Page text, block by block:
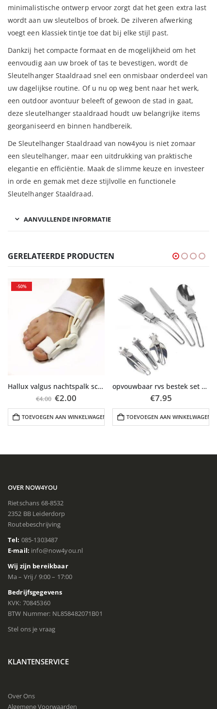
minimalistische ontwerp ervoor zorgt dat het geen extra last
wordt aan uw sleutelbos of broek. De zilveren afwerking
voegt een klassiek tintje toe dat bij elke stijl past.
Dankzij het compacte formaat en de mogelijkheid om het
eenvoudig aan uw broek of tas te bevestigen, wordt de
Sleutelhanger Staaldraad snel een onmisbaar onderdeel van
uw dagelijkse routine. Of u nu op weg bent naar het werk,
een outdoor avontuur beleeft of gewoon de stad in gaat,
deze sleutelhanger staaldraad houdt uw belangrijke items
georganiseerd en binnen handbereik.
De Sleutelhanger Staaldraad van now4you is niet zomaar
een sleutelhanger, maar een uitdrukking van praktische
elegantie en efficiëntie. Maak de slimme keuze en investeer
in orde en gemak met deze stijlvolle en functionele
Sleutelhanger Staaldraad.
AANVULLENDE INFORMATIE
GERELATEERDE PRODUCTEN
-50%
Hallux valgus nachtspalk schoenmaat 38-42
€4.00 Oorspronkelijke
was:
€4.00.
€2.00Huidige
is:
€2.00.
TOEVOEGEN AAN WINKELWAGEN
opvouwbaar rvs bestek set voor kamperen-of-survival
€7.95
TOEVOEGEN AAN WINKELWAGEN
OVER NOW4YOU
Rietschans 68-8532
2352 BB Leiderdorp
Routebeschrijving
Tel: 085-1303487
E-mail: info@now4you.nl
Wij zijn bereikbaar
Ma – Vrij / 9:00 – 17:00
Bedrijfsgegevens
KVK: 70845360
BTW Nummer: NL858482071B01
Stel ons je vraag
KLANTENSERVICE
Over Ons
Algemene Voorwaarden